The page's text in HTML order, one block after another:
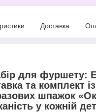
Доставка
для фуршету:
та комплект
шпажок
у кожній